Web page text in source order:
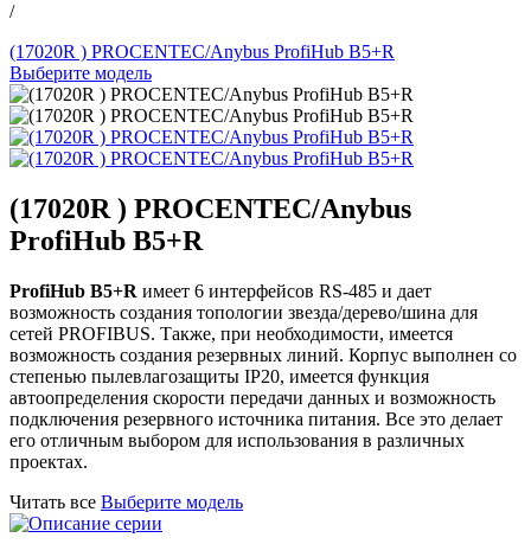
/
(17020R ) PROCENTEC/Anybus ProfiHub B5+R
Выберите модель
(17020R ) PROCENTEC/Anybus
ProfiHub B5+R
ProfiHub B5+R имеет 6 интерфейсов RS-485 и дает
возможность создания топологии звезда/дерево/шина для
сетей PROFIBUS. Также, при необходимости, имеется
возможность создания резервных линий. Корпус выполнен со
степенью пылевлагозащиты IP20, имеется функция
автоопределения скорости передачи данных и возможность
подключения резервного источника питания. Все это делает
его отличным выбором для использования в различных
проектах.
Читать все Выберите модель